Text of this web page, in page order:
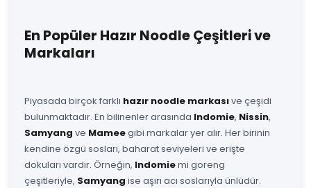
En Popüler Hazır Noodle Çeşitleri ve
Markaları
Piyasada birçok farklı hazır noodle markasıve çeşidi
bulunmaktadır. En bilinenler arasında Indomie, Nissin,
Samyang ve Mameegibi markalar yer alır. Her birinin
kendine özgü sosları, baharat seviyeleri ve erişte
dokuları vardır. Örneğin, Indomiemi goreng
çeşitleriyle, Samyang ise aşırı acı soslarıyla ünlüdür.